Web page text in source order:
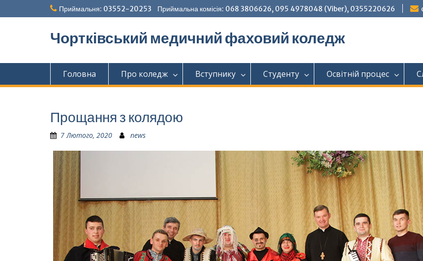
до
Приймальня: 03552-20253 Приймальна комісія: 068 3806626, 095 4978048 (Viber), 0355220626
Чортківський медичний фаховий коледж
Головна Про коледж Вступнику Студенту Освітній процес
Прощання з колядою
7 Лютого, 2020 news